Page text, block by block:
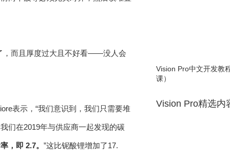
，而且厚度过大且不好看——没人会
表示，“我们意识到，我们只需要堆
们在2019年与供应商一起发现的碳
，即 2.7。 ”这比铌酸锂增加了17.
Vision Pro中文开发教
课）
Vision Pro精选内